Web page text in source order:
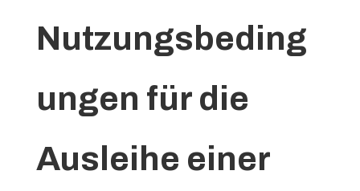
Nutzungsbeding
ungen für die
Ausleihe einer